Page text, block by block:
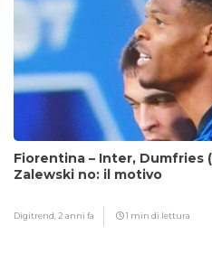
Fiorentina – Inter, Dumfries
Zalewski no: il motivo
Digitrend, 2 anni fa 1 min di lettura